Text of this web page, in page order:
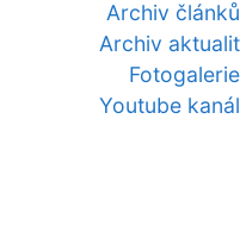
Archiv článků
Archiv aktualit
Fotogalerie
Youtube kanál